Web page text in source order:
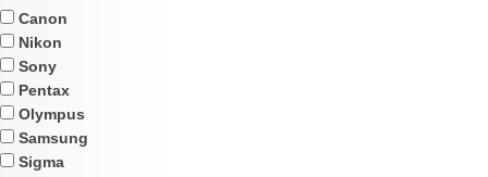
Canon
Nikon
Sony
Pentax
Olympus
Samsung
Sigma